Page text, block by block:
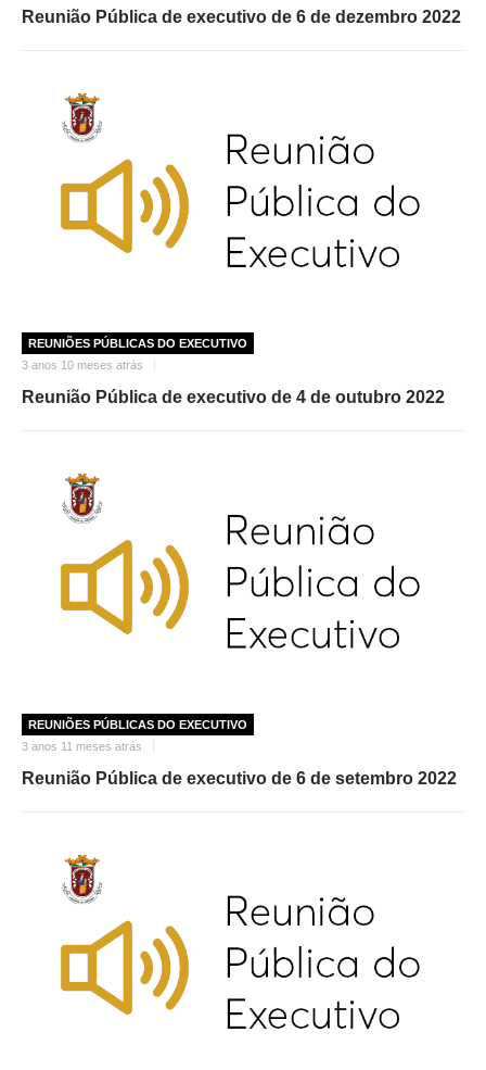
Reunião Pública de executivo de 6 de dezembro 2022
REUNIÕES PÚBLICAS DO EXECUTIVO
3 anos 10 meses atrás
Reunião Pública de executivo de 4 de outubro 2022
REUNIÕES PÚBLICAS DO EXECUTIVO
3 anos 11 meses atrás
Reunião Pública de executivo de 6 de setembro 2022